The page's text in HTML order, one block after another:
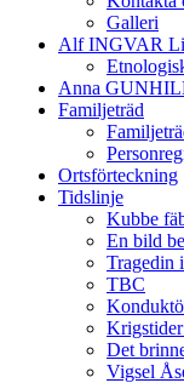
Galleri
Alf INGVAR
Anna
Familjeträd
Ortsförteckning
Tidslinje
Kubbe
En bild
Tragedin
TBC
Det
Vigsel